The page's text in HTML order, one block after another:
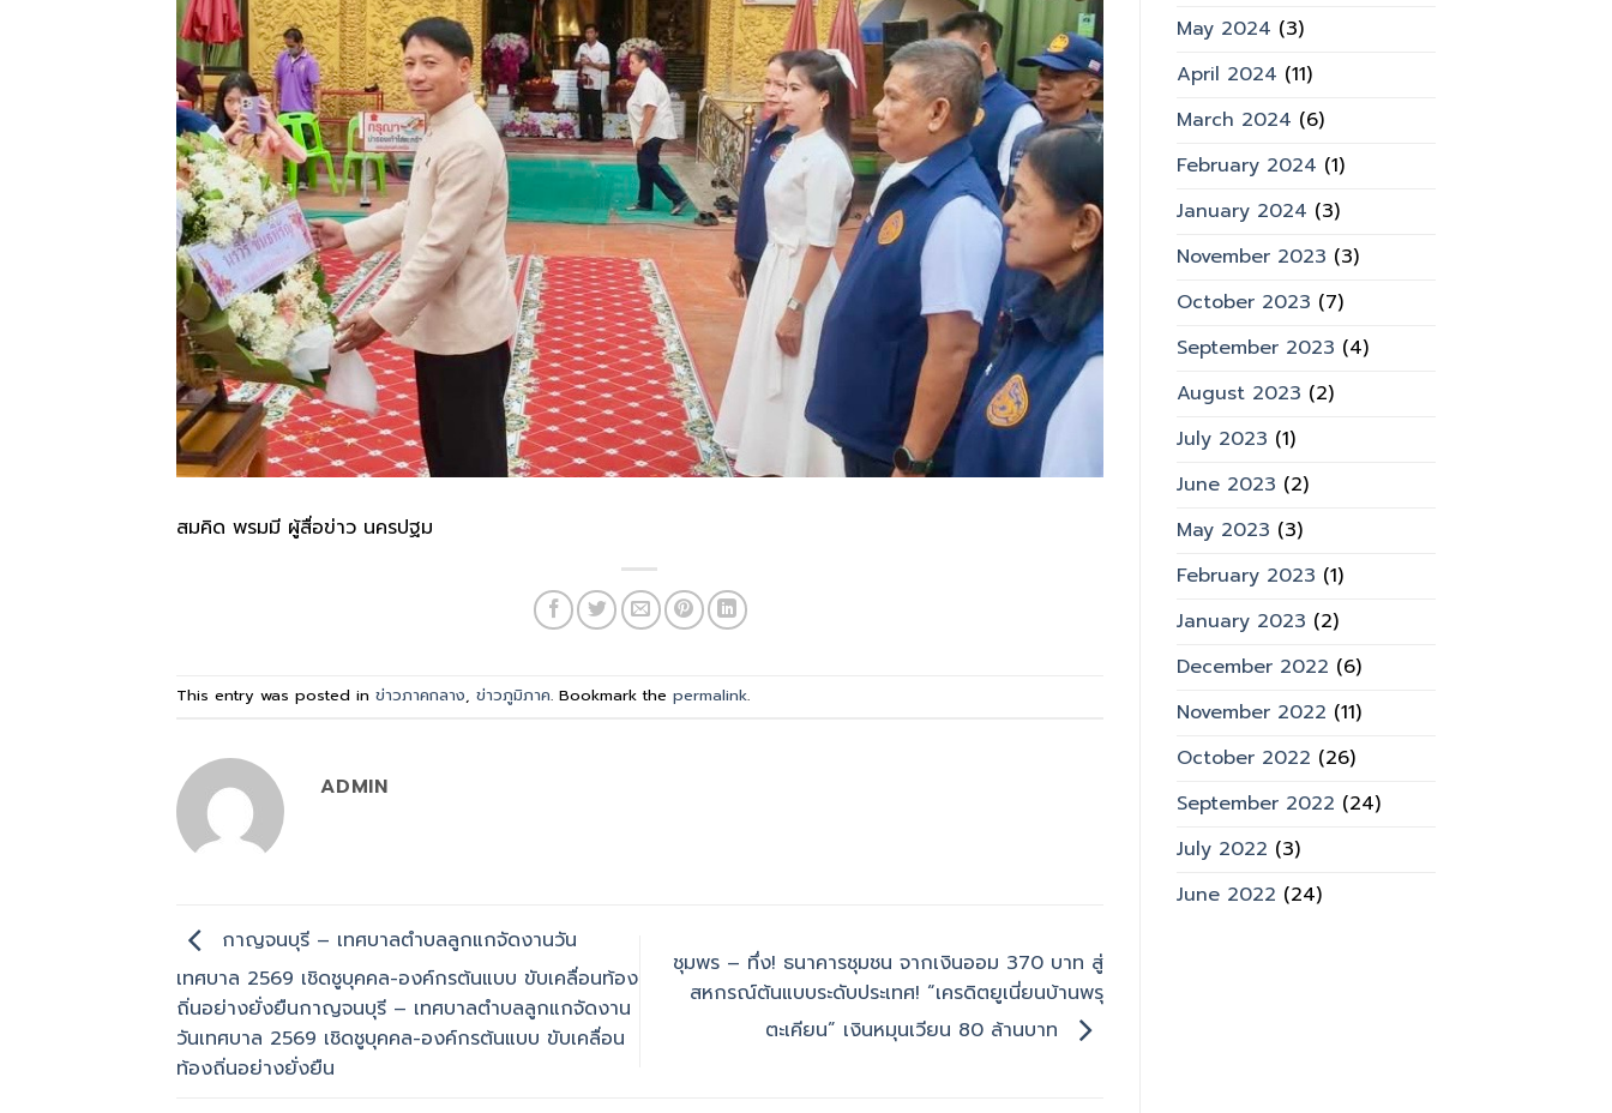
สมคิด พรมมี ผู้สื่อข่าว นครปฐม
This entry was posted in ข่าวภาคกลาง, ข่าวภูมิภาค. Bookmark the permalink.
ADMIN
กาญจนบุรี – เทศบาลตำบลลูกแกจัดงานวัน
เทศบาล 2569 เชิดชูบุคคล-องค์กรต้นแบบ ขับเคลื่อนท้อง
ถิ่นอย่างยั่งยืนกาญจนบุรี – เทศบาลตำบลลูกแกจัดงาน
วันเทศบาล 2569 เชิดชูบุคคล-องค์กรต้นแบบ ขับเคลื่อน
ท้องถิ่นอย่างยั่งยืน
ชุมพร – ทึ่ง! ธนาคารชุมชน ​จากเงินออม 370 บาท สู่
สหกรณ์ต้นแบบระดับประเทศ! “เครดิตยูเนี่ยนบ้านพรุ
ตะเคียน” เงินหมุนเวียน 80 ล้านบาท
May 2024 (3)
April 2024 (11)
March 2024 (6)
February 2024 (1)
January 2024 (3)
November 2023 (3)
October 2023 (7)
September 2023 (4)
August 2023 (2)
July 2023 (1)
June 2023 (2)
May 2023 (3)
February 2023 (1)
January 2023 (2)
December 2022 (6)
November 2022 (11)
October 2022 (26)
September 2022 (24)
July 2022 (3)
June 2022 (24)